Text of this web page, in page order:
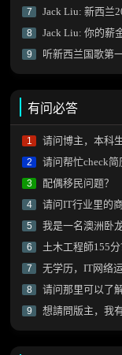
7 Jack Liu: 新西兰
8 Jack Liu: 你的薪
9 听新西兰国歌第
有问必答
1 请问博主，本科生
2 请问帮忙check简
3 配偶移民问题？
4 请问IT行业里的
5 我是一名澳洲卧龙岗大
6 土木工程師155分
7 无学历，IT网络
8 请问那里可以了
9 想請問版主，我